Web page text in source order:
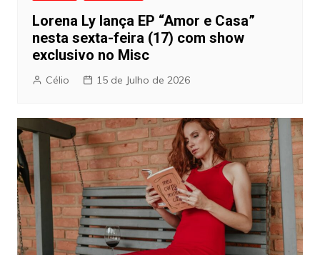
Lorena Ly lança EP “Amor e Casa”
nesta sexta-feira (17) com show
exclusivo no Misc
Célio 15 de Julho de 2026